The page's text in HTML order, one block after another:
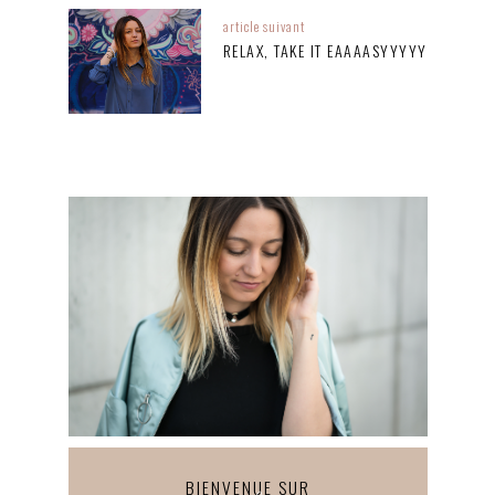
article suivant
RELAX, TAKE IT EAAAASYYYYY
BIENVENUE SUR